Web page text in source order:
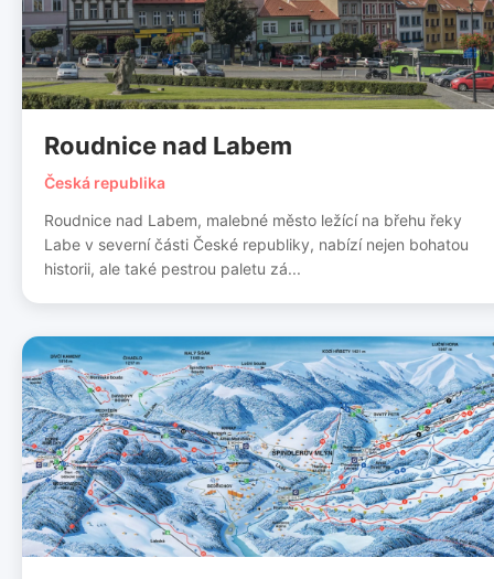
Roudnice nad Labem
Česká republika
Roudnice nad Labem, malebné město ležící na břehu řeky
Labe v severní části České republiky, nabízí nejen bohatou
historii, ale také pestrou paletu zá...